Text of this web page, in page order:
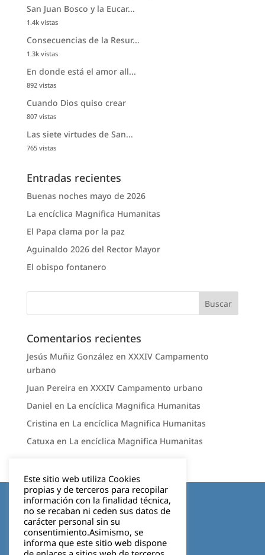
San Juan Bosco y la Eucar...
1.4k vistas
Consecuencias de la Resur...
1.3k vistas
En donde está el amor all...
892 vistas
Cuando Dios quiso crear
807 vistas
Las siete virtudes de San...
765 vistas
Entradas recientes
Buenas noches mayo de 2026
La encíclica Magnifica Humanitas
El Papa clama por la paz
Aguinaldo 2026 del Rector Mayor
El obispo fontanero
Comentarios recientes
Jesús Muñiz González en XXXIV Campamento
urbano
Juan Pereira en XXXIV Campamento urbano
Daniel en La encíclica Magnifica Humanitas
Cristina en La encíclica Magnifica Humanitas
Catuxa en La encíclica Magnifica Humanitas
Aviso legal
Política de privacidad
Cookies
Este sitio web utiliza Cookies
propias y de terceros para recopilar
información con la finalidad técnica,
no se recaban ni ceden sus datos de
carácter personal sin su
consentimiento.Asimismo, se
informa que este sitio web dispone